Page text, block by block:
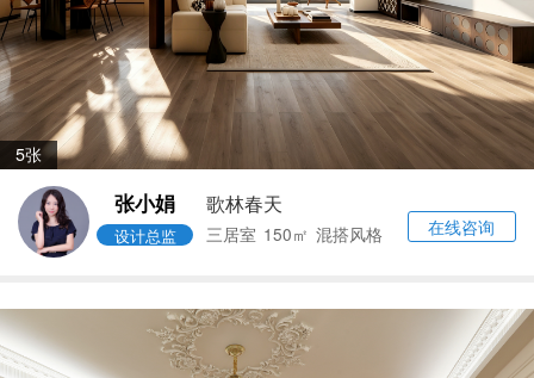
5张
张小娟
设计总监
歌林春天
三居室 150㎡ 混搭风格 在线咨询